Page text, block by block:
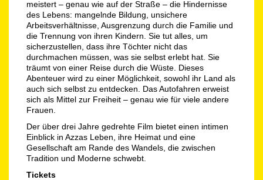
meistert – genau wie auf der Straße – die Hindernisse
des Lebens: mangelnde Bildung, unsichere
Arbeitsverhältnisse, Ausgrenzung durch die Familie und
die Trennung von ihren Kindern. Sie tut alles, um
sicherzustellen, dass ihre Töchter nicht das
durchmachen müssen, was sie selbst erlebt hat. Sie
träumt von einer Reise durch die Wüste. Dieses
Abenteuer wird zu einer Möglichkeit, sowohl ihr Land als
auch sich selbst zu entdecken. Das Autofahren erweist
sich als Mittel zur Freiheit – genau wie für viele andere
Frauen.
Der über drei Jahre gedrehte Film bietet einen intimen
Einblick in Azzas Leben, ihre Heimat und eine
Gesellschaft am Rande des Wandels, die zwischen
Tradition und Moderne schwebt.
Tickets